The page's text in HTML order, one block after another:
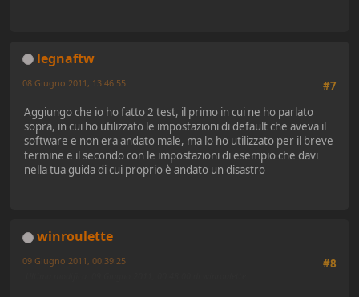
legnaftw
#7
08 Giugno 2011, 13:46:55
Aggiungo che io ho fatto 2 test, il primo in cui ne ho parlato
sopra, in cui ho utilizzato le impostazioni di default che aveva il
software e non era andato male, ma lo ho utilizzato per il breve
termine e il secondo con le impostazioni di esempio che davi
nella tua guida di cui proprio è andato un disastro
winroulette
#8
09 Giugno 2011, 00:39:25